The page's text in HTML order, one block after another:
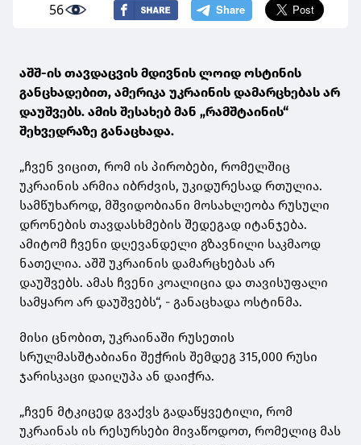
56
აშშ-ის თავდაცვის მდივნის ლოიდ ოსტინის
განცხადებით, ამერიკა უკრაინის დამარცხებას არ
დაუშვებს. ამის შესახებ მან „რამშტაინის“
შეხვედრაზე განაცხადა.
„ჩვენ ვიცით, რომ ის პირობები, რომელშიც
უკრაინის არმია იბრძვის, უკიდურესად რთულია.
სამწუხაროდ, მშვიდობიანი მოსახლეობა რუსული
დრონების თავდასხმების შედეგად იტანჯება.
ამიტომ ჩვენი დღევანდელი გზავნილი საკმაოდ
ნათელია. აშშ უკრაინის დამარცხებას არ
დაუშვებს. ამას ჩვენი კოალიცია და თავისუფალი
სამყარო არ დაუშვებს“, - განაცხადა ოსტინმა.
მისი ცნობით, უკრაინაში რუსეთის
სრულმასშტაბიანი შეჭრის შემდეგ 315,000 რუსი
ჯარისკაცი დაიღუპა ან დაიჭრა.
„ჩვენ მტკიცედ გვაქვს გადაწყვეტილი, რომ
უკრაინას ის რესურსები მივაწოდოთ, რომელიც მას